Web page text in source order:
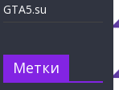
GTA5.su
Метки